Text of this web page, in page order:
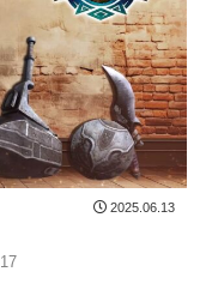
2025.06.13